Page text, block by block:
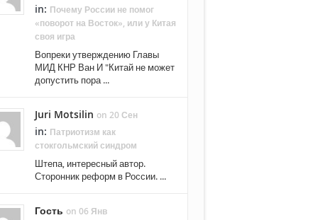
in: Почему России не помог
«поворот на Восток», или у Китая
своя игра
Вопреки утверждению Главы
МИД КНР Ван И "Китай не может
допустить пора ...
Juri Motsilin on 20 Сен
in: Патриотизм как
стокгольмский синдром
Штепа, интересный автор.
Сторонник реформ в России. ...
Гость on 06 Янв